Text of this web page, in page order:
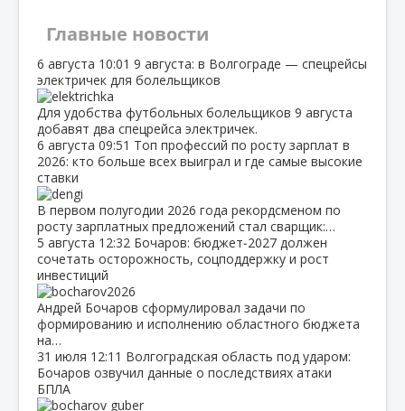
Главные новости
6 августа 10:01 9 августа: в Волгограде — спецрейсы
электричек для болельщиков
Для удобства футбольных болельщиков 9 августа
добавят два спецрейса электричек.
6 августа 09:51 Топ профессий по росту зарплат в
2026: кто больше всех выиграл и где самые высокие
ставки
В первом полугодии 2026 года рекордсменом по
росту зарплатных предложений стал сварщик:…
5 августа 12:32 Бочаров: бюджет‑2027 должен
сочетать осторожность, соцподдержку и рост
инвестиций
Андрей Бочаров сформулировал задачи по
формированию и исполнению областного бюджета
на…
31 июля 12:11 Волгоградская область под ударом:
Бочаров озвучил данные о последствиях атаки
БПЛА